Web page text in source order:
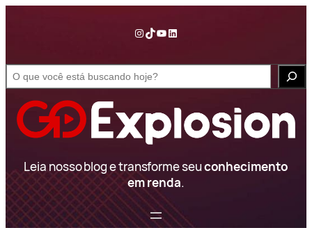
conteúdo
InstagramTikTok YouTube LinkedIn
e
Leia nosso blog e transforme seuconhecimento
em renda.